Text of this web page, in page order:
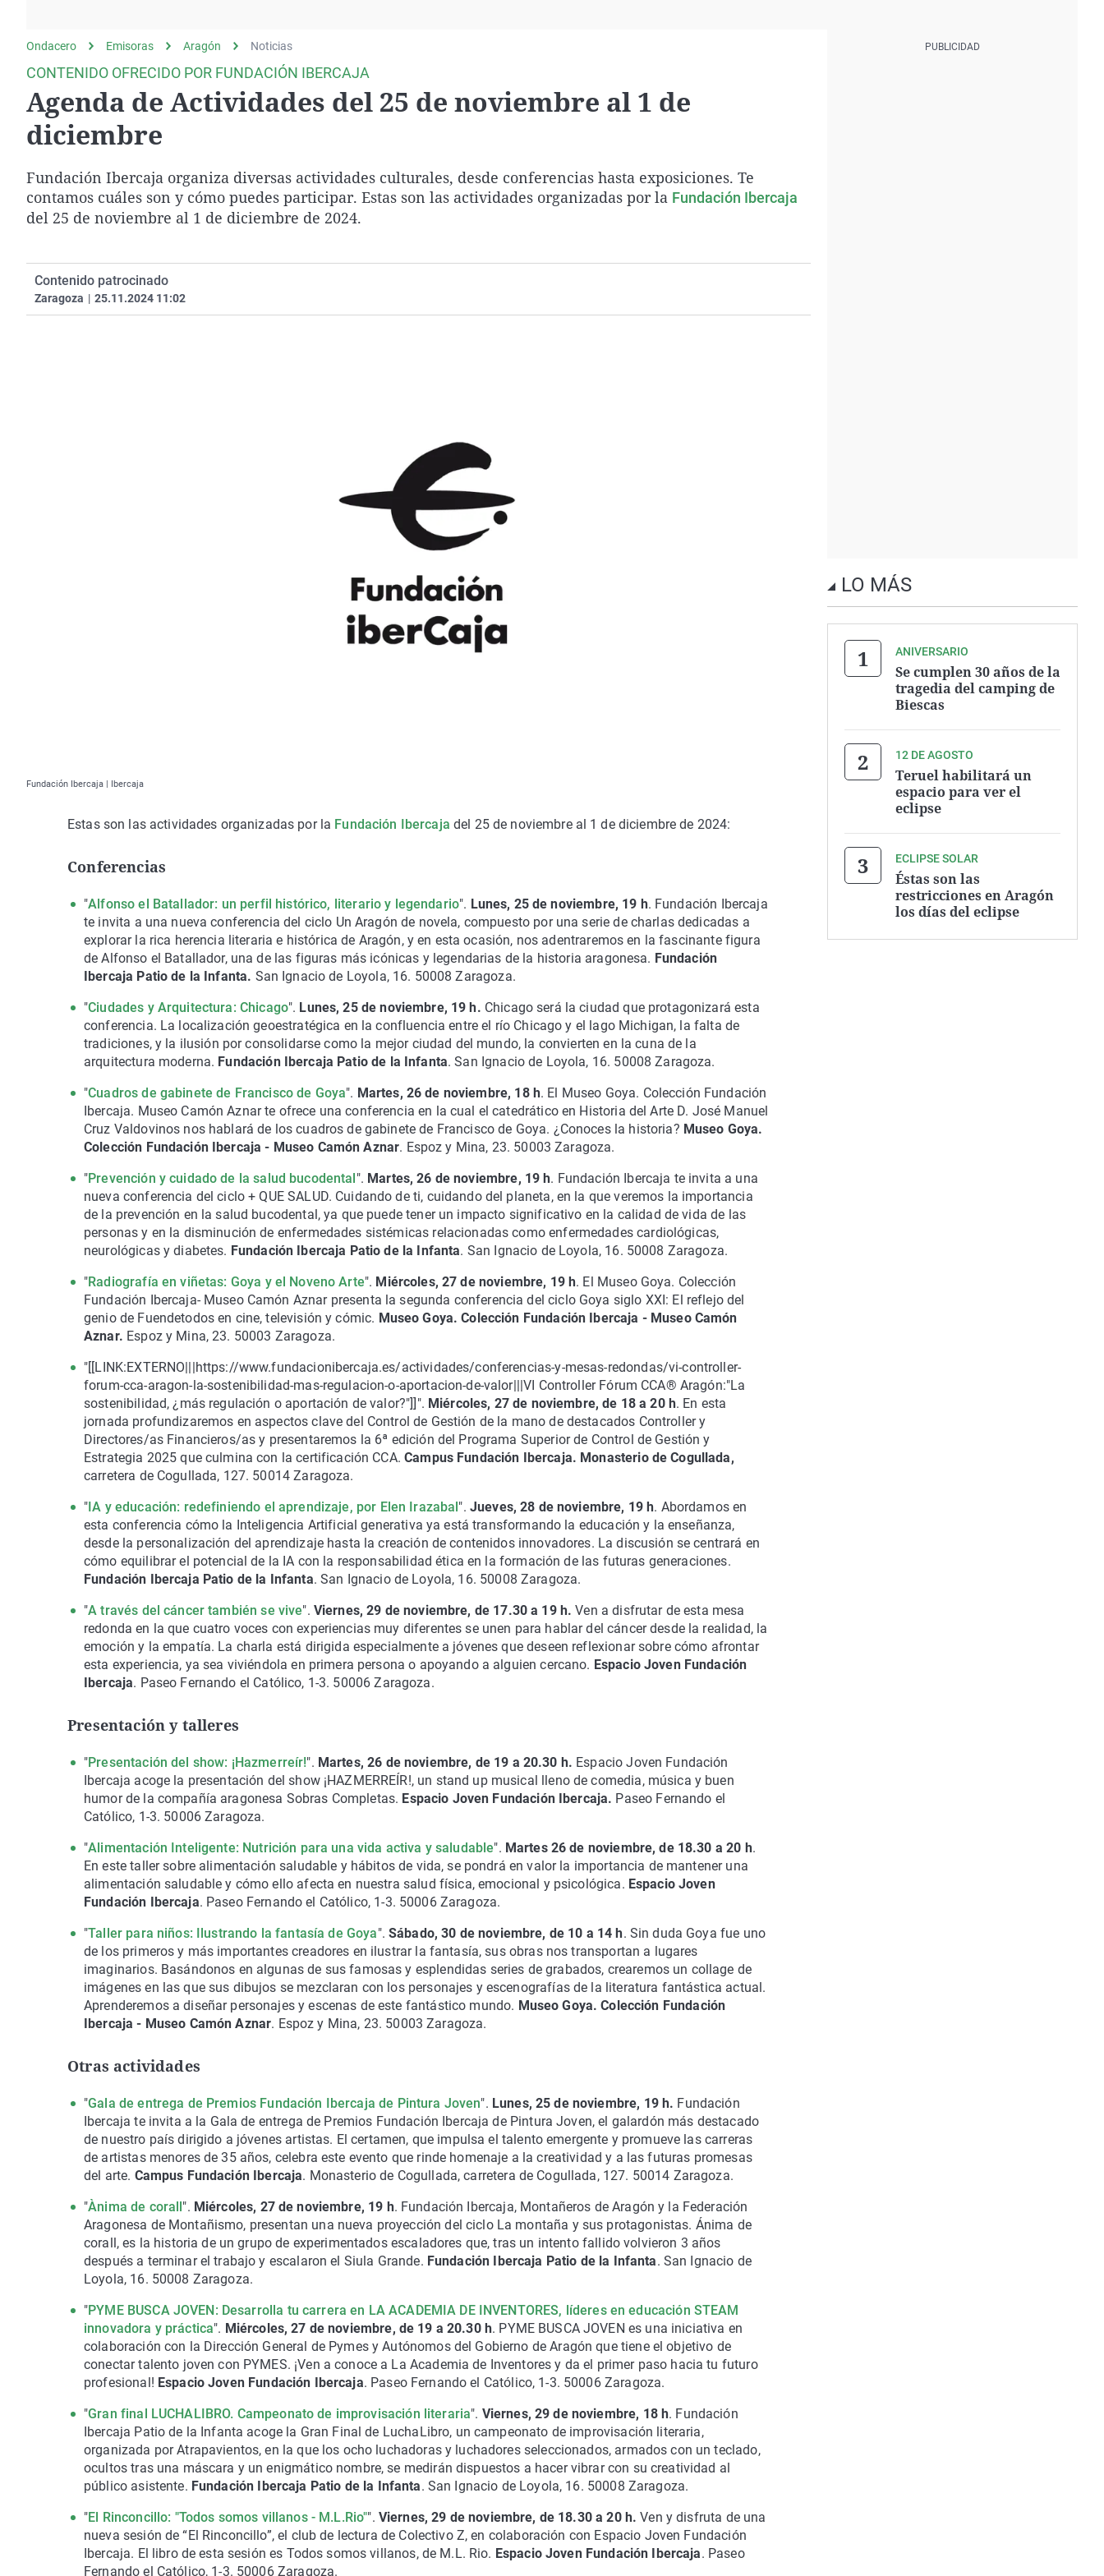
gato
Equipo de investigación
Operación Viuda
Negra
La Rioja
Navarra
Ondacero Emisoras Aragón Noticias
CONTENIDO OFRECIDO POR FUNDACIÓN IBERCAJA
Agenda de Actividades del 25 de noviembre al 1 de
diciembre
Fundación Ibercaja organiza diversas actividades culturales, desde conferencias hasta exposiciones. Te
contamos cuáles son y cómo puedes participar. Estas son las actividades organizadas por la Fundación Ibercaja
del 25 de noviembre al 1 de diciembre de 2024.
Contenido patrocinado
Zaragoza | 25.11.2024 11:02
Fundación Ibercaja | Ibercaja
Estas son las actividades organizadas por la Fundación Ibercaja del 25 de noviembre al 1 de diciembre de 2024:
Conferencias
"Alfonso el Batallador: un perfil histórico, literario y legendario". Lunes, 25 de noviembre, 19 h. Fundación Ibercaja
te invita a una nueva conferencia del ciclo Un Aragón de novela, compuesto por una serie de charlas dedicadas a
explorar la rica herencia literaria e histórica de Aragón, y en esta ocasión, nos adentraremos en la fascinante figura
de Alfonso el Batallador, una de las figuras más icónicas y legendarias de la historia aragonesa. Fundación
Ibercaja Patio de la Infanta. San Ignacio de Loyola, 16. 50008 Zaragoza.
"Ciudades y Arquitectura: Chicago". Lunes, 25 de noviembre, 19 h. Chicago será la ciudad que protagonizará esta
conferencia. La localización geoestratégica en la confluencia entre el río Chicago y el lago Michigan, la falta de
tradiciones, y la ilusión por consolidarse como la mejor ciudad del mundo, la convierten en la cuna de la
arquitectura moderna. Fundación Ibercaja Patio de la Infanta. San Ignacio de Loyola, 16. 50008 Zaragoza.
"Cuadros de gabinete de Francisco de Goya". Martes, 26 de noviembre, 18 h. El Museo Goya. Colección Fundación
Ibercaja. Museo Camón Aznar te ofrece una conferencia en la cual el catedrático en Historia del Arte D. José Manuel
Cruz Valdovinos nos hablará de los cuadros de gabinete de Francisco de Goya. ¿Conoces la historia? Museo Goya.
Colección Fundación Ibercaja - Museo Camón Aznar. Espoz y Mina, 23. 50003 Zaragoza.
"Prevención y cuidado de la salud bucodental ". Martes, 26 de noviembre, 19 h. Fundación Ibercaja te invita a una
nueva conferencia del ciclo + QUE SALUD. Cuidando de ti, cuidando del planeta, en la que veremos la importancia
de la prevención en la salud bucodental, ya que puede tener un impacto significativo en la calidad de vida de las
personas y en la disminución de enfermedades sistémicas relacionadas como enfermedades cardiológicas,
neurológicas y diabetes. Fundación Ibercaja Patio de la Infanta. San Ignacio de Loyola, 16. 50008 Zaragoza.
"Radiografía en viñetas: Goya y el Noveno Arte". Miércoles, 27 de noviembre, 19 h. El Museo Goya. Colección
Fundación Ibercaja- Museo Camón Aznar presenta la segunda conferencia del ciclo Goya siglo XXI: El reflejo del
genio de Fuendetodos en cine, televisión y cómic. Museo Goya. Colección Fundación Ibercaja - Museo Camón
Aznar. Espoz y Mina, 23. 50003 Zaragoza.
"[[LINK:EXTERNO|||https://www.fundacionibercaja.es/actividades/conferencias-y-mesas-redondas/vi-controller-
forum-cca-aragon-la-sostenibilidad-mas-regulacion-o-aportacion-de-valor|||VI Controller Fórum CCA® Aragón:"La
sostenibilidad, ¿más regulación o aportación de valor?"]]". Miércoles, 27 de noviembre, de 18 a 20 h. En esta
jornada profundizaremos en aspectos clave del Control de Gestión de la mano de destacados Controller y
Directores/as Financieros/as y presentaremos la 6ª edición del Programa Superior de Control de Gestión y
Estrategia 2025 que culmina con la certificación CCA.Campus Fundación Ibercaja. Monasterio de Cogullada,
carretera de Cogullada, 127. 50014 Zaragoza.
" IA y educación: redefiniendo el aprendizaje, por Elen Irazabal ". Jueves, 28 de noviembre, 19 h. Abordamos en
esta conferencia cómo la Inteligencia Artificial generativa ya está transformando la educación y la enseñanza,
desde la personalización del aprendizaje hasta la creación de contenidos innovadores. La discusión se centrará en
cómo equilibrar el potencial de la IA con la responsabilidad ética en la formación de las futuras generaciones.
Fundación Ibercaja Patio de la Infanta. San Ignacio de Loyola, 16. 50008 Zaragoza.
"A través del cáncer también se vive". Viernes, 29 de noviembre, de 17.30 a 19 h. Ven a disfrutar de esta mesa
redonda en la que cuatro voces con experiencias muy diferentes se unen para hablar del cáncer desde la realidad, la
emoción y la empatía. La charla está dirigida especialmente a jóvenes que deseen reflexionar sobre cómo afrontar
esta experiencia, ya sea viviéndola en primera persona o apoyando a alguien cercano. Espacio Joven Fundación
Ibercaja. Paseo Fernando el Católico, 1-3. 50006 Zaragoza.
Presentación y talleres
"Presentación del show: ¡Hazmerreír!". Martes, 26 de noviembre, de 19 a 20.30 h. Espacio Joven Fundación
Ibercaja acoge la presentación del show ¡HAZMERREÍR!, un stand up musical lleno de comedia, música y buen
humor de la compañía aragonesa Sobras Completas. Espacio Joven Fundación Ibercaja. Paseo Fernando el
Católico, 1-3. 50006 Zaragoza.
"Alimentación Inteligente: Nutrición para una vida activa y saludable". Martes 26 de noviembre, de 18.30 a 20 h.
En este taller sobre alimentación saludable y hábitos de vida, se pondrá en valor la importancia de mantener una
alimentación saludable y cómo ello afecta en nuestra salud física, emocional y psicológica. Espacio Joven
Fundación Ibercaja. Paseo Fernando el Católico, 1-3. 50006 Zaragoza.
"Taller para niños: Ilustrando la fantasía de Goya". Sábado, 30 de noviembre, de 10 a 14 h. Sin duda Goya fue uno
de los primeros y más importantes creadores en ilustrar la fantasía, sus obras nos transportan a lugares
imaginarios. Basándonos en algunas de sus famosas y esplendidas series de grabados, crearemos un collage de
imágenes en las que sus dibujos se mezclaran con los personajes y escenografías de la literatura fantástica actual.
Aprenderemos a diseñar personajes y escenas de este fantástico mundo. Museo Goya. Colección Fundación
Ibercaja - Museo Camón Aznar. Espoz y Mina, 23. 50003 Zaragoza.
Otras actividades
"Gala de entrega de Premios Fundación Ibercaja de Pintura Joven". Lunes, 25 de noviembre, 19 h. Fundación
Ibercaja te invita a la Gala de entrega de Premios Fundación Ibercaja de Pintura Joven, el galardón más destacado
de nuestro país dirigido a jóvenes artistas. El certamen, que impulsa el talento emergente y promueve las carreras
de artistas menores de 35 años, celebra este evento que rinde homenaje a la creatividad y a las futuras promesas
del arte. Campus Fundación Ibercaja. Monasterio de Cogullada, carretera de Cogullada, 127. 50014 Zaragoza.
"Ànima de corall ". Miércoles, 27 de noviembre, 19 h. Fundación Ibercaja, Montañeros de Aragón y la Federación
Aragonesa de Montañismo, presentan una nueva proyección del ciclo La montaña y sus protagonistas. Ánima de
corall, es la historia de un grupo de experimentados escaladores que, tras un intento fallido volvieron 3 años
después a terminar el trabajo y escalaron el Siula Grande. Fundación Ibercaja Patio de la Infanta. San Ignacio de
Loyola, 16. 50008 Zaragoza.
"PYME BUSCA JOVEN: Desarrolla tu carrera en LA ACADEMIA DE INVENTORES, líderes en educación STEAM
innovadora y práctica". Miércoles, 27 de noviembre, de 19 a 20.30 h. PYME BUSCA JOVEN es una iniciativa en
colaboración con la Dirección General de Pymes y Autónomos del Gobierno de Aragón que tiene el objetivo de
conectar talento joven con PYMES. ¡Ven a conoce a La Academia de Inventores y da el primer paso hacia tu futuro
profesional! Espacio Joven Fundación Ibercaja. Paseo Fernando el Católico, 1-3. 50006 Zaragoza.
"Gran final LUCHALIBRO. Campeonato de improvisación literaria". Viernes, 29 de noviembre, 18 h. Fundación
Ibercaja Patio de la Infanta acoge la Gran Final de LuchaLibro, un campeonato de improvisación literaria,
organizada por Atrapavientos, en la que los ocho luchadoras y luchadores seleccionados, armados con un teclado,
ocultos tras una máscara y un enigmático nombre, se medirán dispuestos a hacer vibrar con su creatividad al
público asistente. Fundación Ibercaja Patio de la Infanta. San Ignacio de Loyola, 16. 50008 Zaragoza.
"El Rinconcillo: "Todos somos villanos - M.L.Rio"". Viernes, 29 de noviembre, de 18.30 a 20 h. Ven y disfruta de una
nueva sesión de “El Rinconcillo”, el club de lectura de Colectivo Z, en colaboración con Espacio Joven Fundación
Ibercaja. El libro de esta sesión es Todos somos villanos, de M.L. Rio. Espacio Joven Fundación Ibercaja. Paseo
Fernando el Católico, 1-3. 50006 Zaragoza.
LO MÁS
ANIVERSARIO
Se cumplen 30 años de la
tragedia del camping de
Biescas
12 DE AGOSTO
Teruel habilitará un
espacio para ver el
eclipse
ECLIPSE SOLAR
Éstas son las
restricciones en Aragón
los días del eclipse